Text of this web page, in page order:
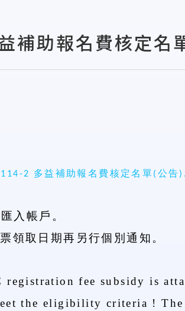
補助報名費核定名
114-2 多益補助報名費核定名單(公告
匯入帳戶。
領取日期再另行個別通知。
registration fee subsidy is
the eligibility criteria !